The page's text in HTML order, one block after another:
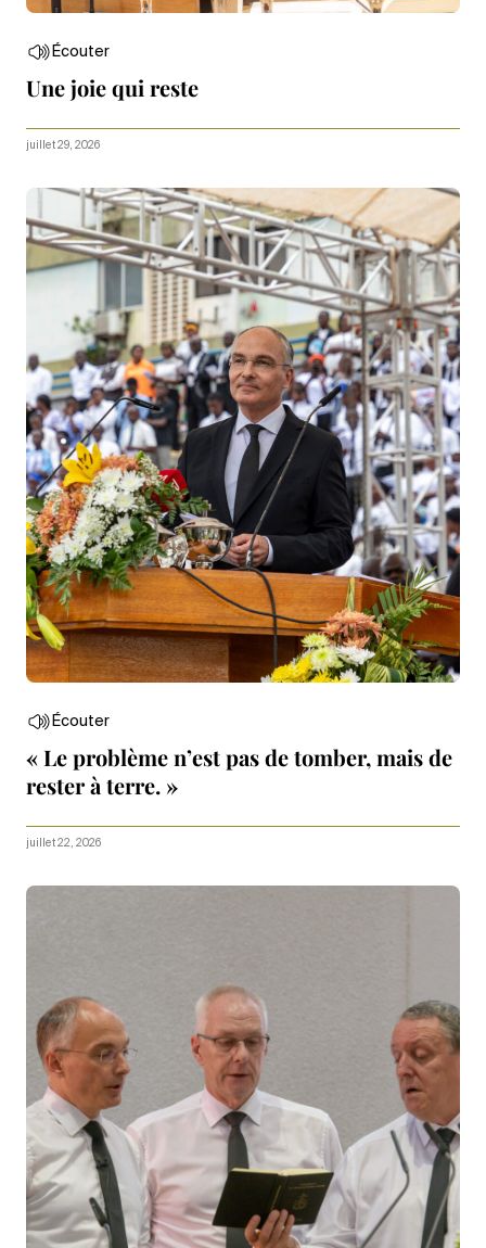
Écouter
Une joie qui reste
juillet 29, 2026
Écouter
« Le problème n’est pas de tomber, mais de
rester à terre. »
juillet 22, 2026